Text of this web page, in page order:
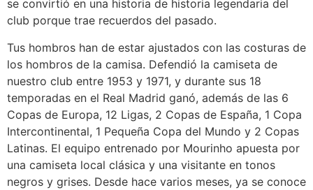
se convirtió en una historia de historia legendaria del
club porque trae recuerdos del pasado.
Tus hombros han de estar ajustados con las costuras de
los hombros de la camisa. Defendió la camiseta de
nuestro club entre 1953 y 1971, y durante sus 18
temporadas en el Real Madrid ganó, además de las 6
Copas de Europa, 12 Ligas, 2 Copas de España, 1 Copa
Intercontinental, 1 Pequeña Copa del Mundo y 2 Copas
Latinas. El equipo entrenado por Mourinho apuesta por
una camiseta local clásica y una visitante en tonos
negros y grises. Desde hace varios meses, ya se conoce